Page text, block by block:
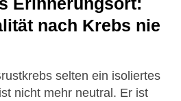
nach Krebs nie
selten ein isoliertes
nicht mehr neutral. Er ist